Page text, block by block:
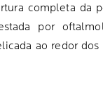
completa da
por
ao redor